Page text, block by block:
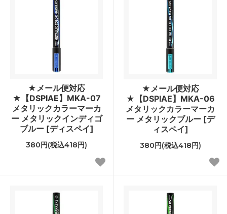
★メール便対応
★【DSPIAE】MKA-07
メタリックカラーマーカ
ー メタリックインディゴ
ブルー [ディスペイ]
380円(税込418円)
★メール便対応
★【DSPIAE】MKA-06
メタリックカラーマーカ
ー メタリックブルー [デ
ィスペイ]
380円(税込418円)